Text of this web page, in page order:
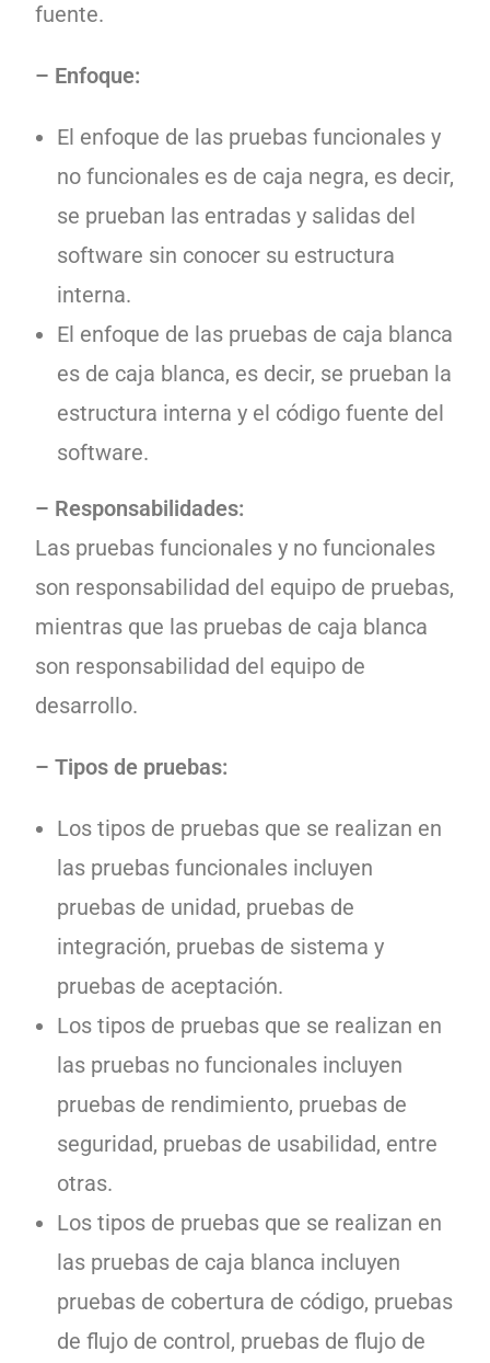
fuente.
– Enfoque:
El enfoque de las pruebas funcionales y
no funcionales es de caja negra, es decir,
se prueban las entradas y salidas del
software sin conocer su estructura
interna.
El enfoque de las pruebas de caja blanca
es de caja blanca, es decir, se prueban la
estructura interna y el código fuente del
software.
– Responsabilidades:
Las pruebas funcionales y no funcionales
son responsabilidad del equipo de pruebas,
mientras que las pruebas de caja blanca
son responsabilidad del equipo de
desarrollo.
– Tipos de pruebas:
Los tipos de pruebas que se realizan en
las pruebas funcionales incluyen
pruebas de unidad, pruebas de
integración, pruebas de sistema y
pruebas de aceptación.
Los tipos de pruebas que se realizan en
las pruebas no funcionales incluyen
pruebas de rendimiento, pruebas de
seguridad, pruebas de usabilidad, entre
otras.
Los tipos de pruebas que se realizan en
las pruebas de caja blanca incluyen
pruebas de cobertura de código, pruebas
de flujo de control, pruebas de flujo de